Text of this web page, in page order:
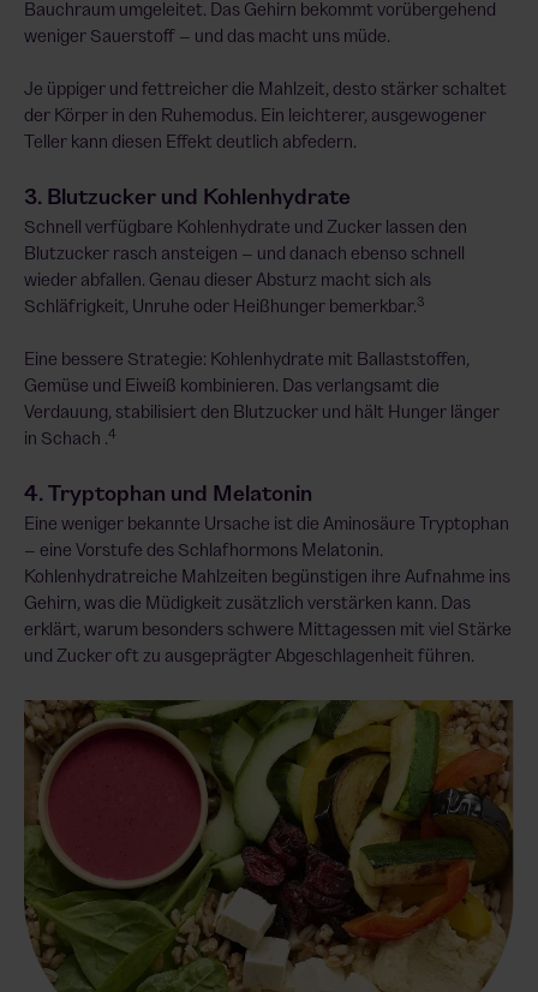
Bauchraum umgeleitet. Das Gehirn bekommt vorübergehend
weniger Sauerstoff – und das macht uns müde.
Je üppiger und fettreicher die Mahlzeit, desto stärker schaltet
der Körper in den Ruhemodus. Ein leichterer, ausgewogener
Teller kann diesen Effekt deutlich abfedern.
3. Blutzucker und Kohlenhydrate
Schnell verfügbare Kohlenhydrate und Zucker lassen den
Blutzucker rasch ansteigen – und danach ebenso schnell
wieder abfallen. Genau dieser Absturz macht sich als
Schläfrigkeit, Unruhe oder Heißhunger bemerkbar.3
Eine bessere Strategie: Kohlenhydrate mit Ballaststoffen,
Gemüse und Eiweiß kombinieren. Das verlangsamt die
Verdauung, stabilisiert den Blutzucker und hält Hunger länger
in Schach .4
4. Tryptophan und Melatonin
Eine weniger bekannte Ursache ist die Aminosäure Tryptophan
– eine Vorstufe des Schlafhormons Melatonin.
Kohlenhydratreiche Mahlzeiten begünstigen ihre Aufnahme ins
Gehirn, was die Müdigkeit zusätzlich verstärken kann. Das
erklärt, warum besonders schwere Mittagessen mit viel Stärke
und Zucker oft zu ausgeprägter Abgeschlagenheit führen.